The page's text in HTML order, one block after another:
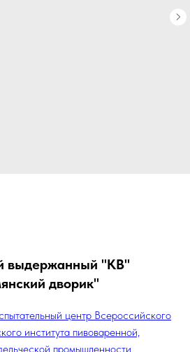
выдержанный "КВ"
дворик"
центр Всероссийского
института пивоваренной,
промышленности